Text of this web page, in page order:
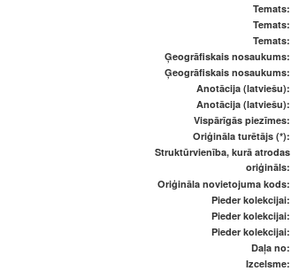
Temats:
Temats:
Temats:
Ģeogrāfiskais nosaukums:
Ģeogrāfiskais nosaukums:
Anotācija (latviešu):
Anotācija (latviešu):
Vispārīgās piezīmes:
Oriģināla turētājs (*):
Struktūrvienība, kurā atrodas
oriģināls:
Oriģināla novietojuma kods:
Pieder kolekcijai:
Pieder kolekcijai:
Pieder kolekcijai:
Daļa no:
Izcelsme: